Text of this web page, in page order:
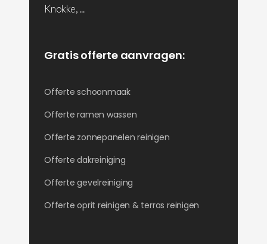
Knokke, ...
Gratis offerte aanvragen:
Offerte schoonmaak
Offerte ramen wassen
Offerte zonnepanelen reinigen
Offerte dakreiniging
Offerte gevelreiniging
Offerte oprit reinigen & terras reinigen